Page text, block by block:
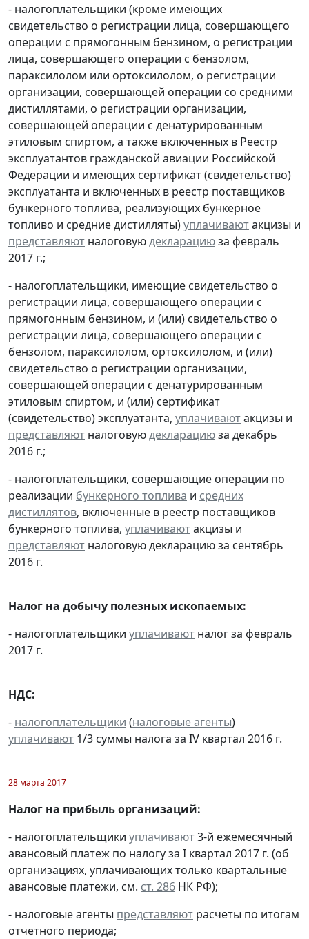
- налогоплательщики (кроме имеющих
свидетельство о регистрации лица, совершающего
операции с прямогонным бензином, о регистрации
лица, совершающего операции с бензолом,
параксилолом или ортоксилолом, о регистрации
организации, совершающей операции со средними
дистиллятами, о регистрации организации,
совершающей операции с денатурированным
этиловым спиртом, а также включенных в Реестр
эксплуатантов гражданской авиации Российской
Федерации и имеющих сертификат (свидетельство)
эксплуатанта и включенных в реестр поставщиков
бункерного топлива, реализующих бункерное
топливо и средние дистилляты)уплачиваютакцизы и
представляют налоговуюдекларациюза февраль
2017 г.;
- налогоплательщики, имеющие свидетельство о
регистрации лица, совершающего операции с
прямогонным бензином, и (или) свидетельство о
регистрации лица, совершающего операции с
бензолом, параксилолом, ортоксилолом, и (или)
свидетельство о регистрации организации,
совершающей операции с денатурированным
этиловым спиртом, и (или) сертификат
(свидетельство) эксплуатанта, уплачиваютакцизы и
представляют налоговуюдекларациюза декабрь
2016 г.;
- налогоплательщики, совершающие операции по
реализации бункерного топлива и средних
дистиллятов, включенные в реестр поставщиков
бункерного топлива, уплачиваютакцизы и
представляют налоговую декларацию за сентябрь
2016 г.
Налог на добычу полезных ископаемых:
- налогоплательщики уплачивают налог за февраль
2017 г.
НДС:
- налогоплательщики (налоговые агенты)
уплачивают 1/3 суммы налога за IV квартал 2016 г.
28 марта 2017
Налог на прибыль организаций:
- налогоплательщики уплачивают3-й ежемесячный
авансовый платеж по налогу за I квартал 2017 г. (об
организациях, уплачивающих только квартальные
авансовые платежи, см. ст. 286 НК РФ);
- налоговые агенты представляют расчеты по итогам
отчетного периода;